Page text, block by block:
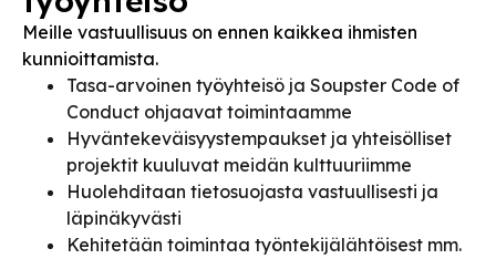
Meille vastuullisuus on ennen kaikkea ihmisten
kunnioittamista.
Tasa-arvoinen työyhteisö ja Soupster Code of
Conduct ohjaavat toimintaamme
Hyväntekeväisyystempaukset ja yhteisölliset
projektit kuuluvat meidän kulttuuriimme
Huolehditaan tietosuojasta vastuullisesti ja
läpinäkyvästi
Kehitetään toimintaa työntekijälähtöisest mm.